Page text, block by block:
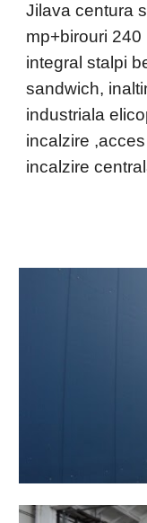
Jilava centura
mp+birouri
integral stalpi
sandwich,
industriala
incalzire
incalzire